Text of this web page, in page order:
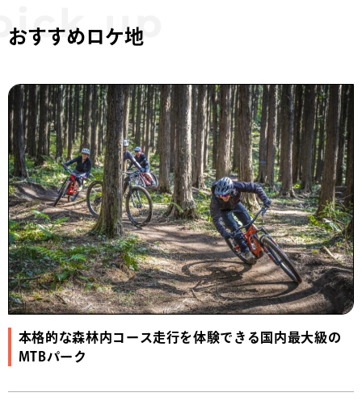
おすすめロケ地
本格的な森林内コース走行を体験できる国内最大級の
MTBパーク